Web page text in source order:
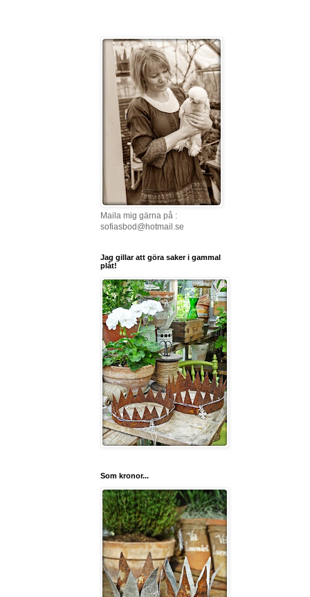
Maila mig gärna på :
sofiasbod@hotmail.se
Jag gillar att göra saker i gammal
plåt!
Som kronor...